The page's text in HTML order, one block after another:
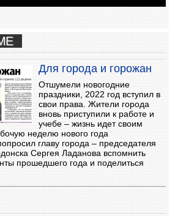
Для города и горожан
Отшумели новогодние
праздники, 2022 год вступил в
свои права. Жители города
вновь приступили к работе и
учебе – жизнь идет своим
неделю нового года
главу города – председателя
Сергея Ладанова вспомнить
прошедшего года и поделиться